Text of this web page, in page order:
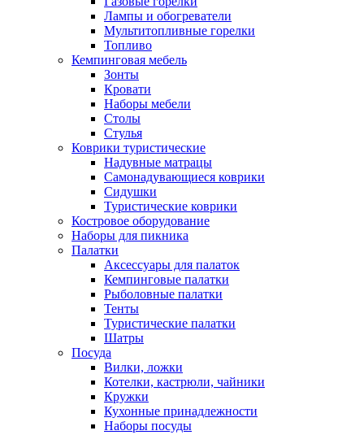
Лампы и обогреватели
Мультитопливные горелки
Топливо
Кемпинговая мебель
Зонты
Кровати
Наборы мебели
Столы
Стулья
Коврики туристические
Надувные матрацы
Самонадувающиеся коврики
Сидушки
Туристические коврики
Костровое оборудование
Наборы для пикника
Палатки
Аксессуары для палаток
Кемпинговые палатки
Рыболовные палатки
Тенты
Туристические палатки
Шатры
Посуда
Вилки, ложки
Котелки, кастрюли, чайники
Кружки
Кухонные принадлежности
Наборы посуды